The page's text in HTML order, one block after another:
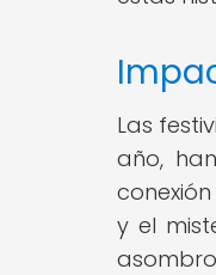
Las
año,
y el